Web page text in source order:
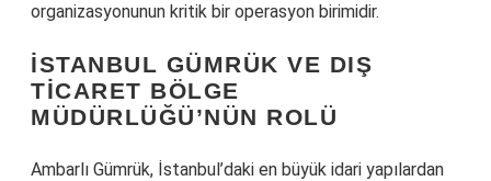
organizasyonunun kritik bir operasyon birimidir.
İSTANBUL GÜMRÜK VE DIŞ
TICARET BÖLGE
MÜDÜRLÜĞÜ’NÜN ROLÜ
Ambarlı Gümrük, İstanbul’daki en büyük idari yapılardan